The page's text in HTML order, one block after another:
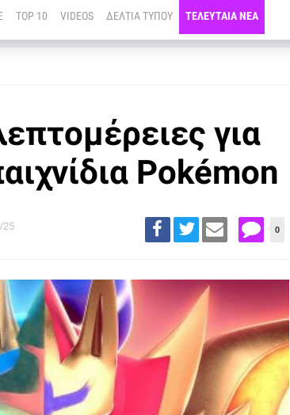
TOP 10 VIDEOS ΔΕΛΤΙΑ ΤΥΠΟΥ ΤΕΛΕΥΤΑΙΑ ΝΕΑ
για
Pokémon
25 0